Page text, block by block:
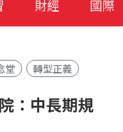
財經 國際
堂 轉型正義
：中長期規